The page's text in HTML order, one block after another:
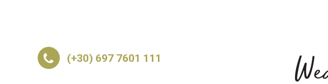
(+30) 697 7601 111